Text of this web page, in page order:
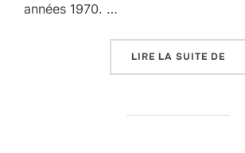
années 1970. …
LIRE LA SUITE DE